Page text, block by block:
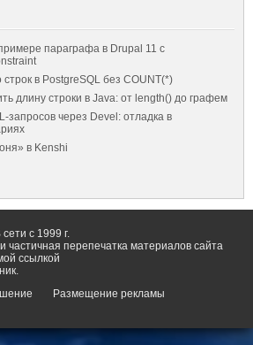
параграфа в Drupal 11 с
строк в PostgreSQL без COUNT(*)
длину строки в Java: от length() до графем
запросов через Devel: отладка в
в Kenshi
с 1999 г.
частичная перепечатка материалов сайта
ссылкой
Размещение рекламы